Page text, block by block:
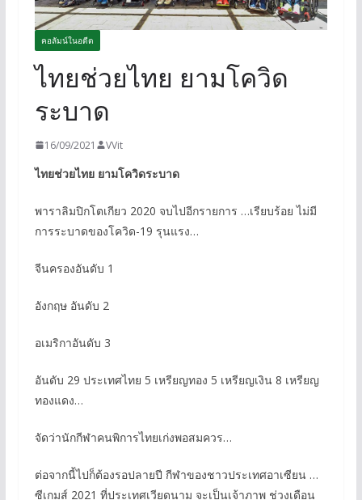
คอลัมน์ในอดีต
ไทยช่วยไทย ยามโควิด
ระบาด
16/09/2021 VVit
ไทยช่วยไทย ยามโควิดระบาด
พาราลิมปิกโตเกียว 2020 จบไปอีกรายการ …เรียบร้อย ไม่มี
การระบาดของโควิด-19 รุนแรง…
จีนครองอันดับ 1
อังกฤษ อันดับ 2
อเมริกาอันดับ 3
อันดับ 29 ประเทศไทย 5 เหรียญทอง 5 เหรียญเงิน 8 เหรียญ
ทองแดง…
จัดว่านักกีฬาคนพิการไทยเก่งพอสมควร…
ต่อจากนี้ไปก็ต้องรอปลายปี กีฬาของชาวประเทศอาเซียน …
ซีเกมส์ 2021 ที่ประเทศเวียดนาม จะเป็นเจ้าภาพ ช่วงเดือน